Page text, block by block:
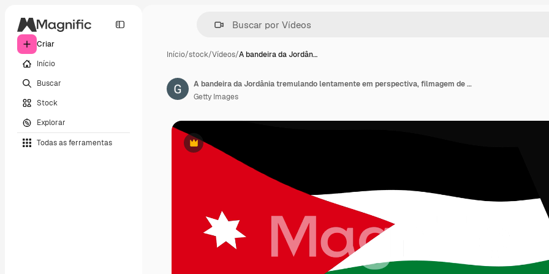
Criar
Início
Buscar
Stock
Explorar
Todas as ferramentas
Início/stock/Vídeos/A bandeira da Jordân…
Premium
A bandeira da Jordânia tremulando lentamente em perspectiva, filmagem de animação 4K
Getty Images